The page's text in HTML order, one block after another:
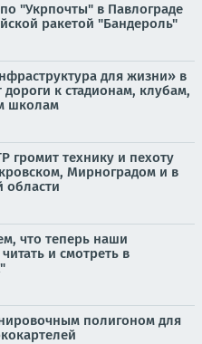
"Укрпочты" в Павлограде
ракетой "Бандероль"
для жизни» в
к стадионам, клубам,
школам
громит технику и пехоту
Мирноградом и в
области
что теперь наши
и смотреть в
полигоном для